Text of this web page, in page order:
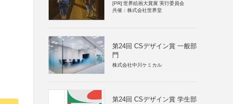
[PR] 世界絵画大賞展 実行委員会
共催：株式会社世界堂
第24回 CSデザイン賞 一般部
門
株式会社中川ケミカル
第24回 CSデザイン賞 学生部